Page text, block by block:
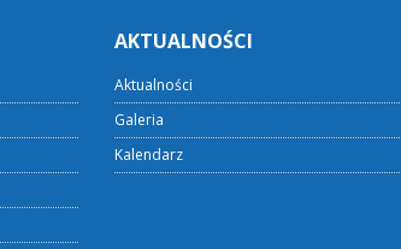
AKTUALNOŚCI
Aktualności
Galeria
Kalendarz